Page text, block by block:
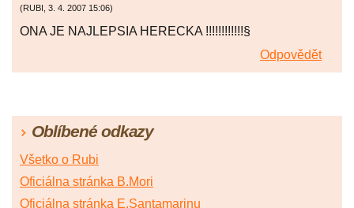
(RUBI , 3. 4. 2007 15:06)
ONA JE NAJLEPSIA HERECKA !!!!!!!!!!!!§
Odpovědět
Oblíbené odkazy
Všetko o Rubi
Oficiálna stránka B.Mori
Oficiálna stránka E.Santamarinu